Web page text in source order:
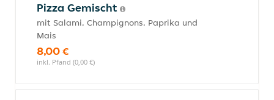
Pizza Gemischt
mit Salami, Champignons, Paprika und
Mais
8,00 €
inkl. Pfand (0,00 €)